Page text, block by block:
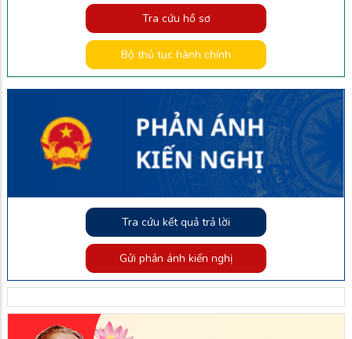
Tra cứu hồ sơ
Bộ thủ tục hành chính
Tra cứu kết quả trả lời
Gửi phản ánh kiến nghị